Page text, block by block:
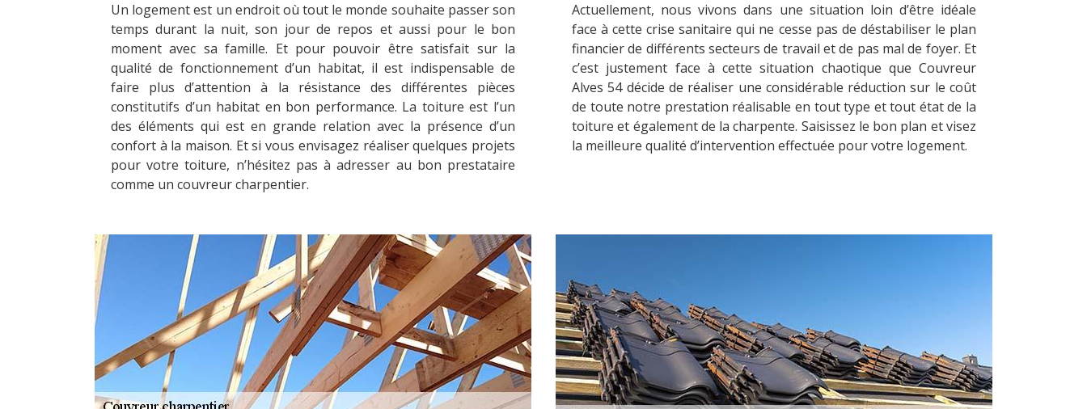
Un logement est un endroit où tout le monde souhaite passer son
temps durant la nuit, son jour de repos et aussi pour le bon
moment avec sa famille. Et pour pouvoir être satisfait sur la
qualité de fonctionnement d’un habitat, il est indispensable de
faire plus d’attention à la résistance des différentes pièces
constitutifs d’un habitat en bon performance. La toiture est l’un
des éléments qui est en grande relation avec la présence d’un
confort à la maison. Et si vous envisagez réaliser quelques projets
pour votre toiture, n’hésitez pas à adresser au bon prestataire
comme un couvreur charpentier.
Actuellement, nous vivons dans une situation loin d’être idéale
face à cette crise sanitaire qui ne cesse pas de déstabiliser le plan
financier de différents secteurs de travail et de pas mal de foyer. Et
c’est justement face à cette situation chaotique que Couvreur
Alves 54 décide de réaliser une considérable réduction sur le coût
de toute notre prestation réalisable en tout type et tout état de la
toiture et également de la charpente. Saisissez le bon plan et visez
la meilleure qualité d’intervention effectuée pour votre logement.